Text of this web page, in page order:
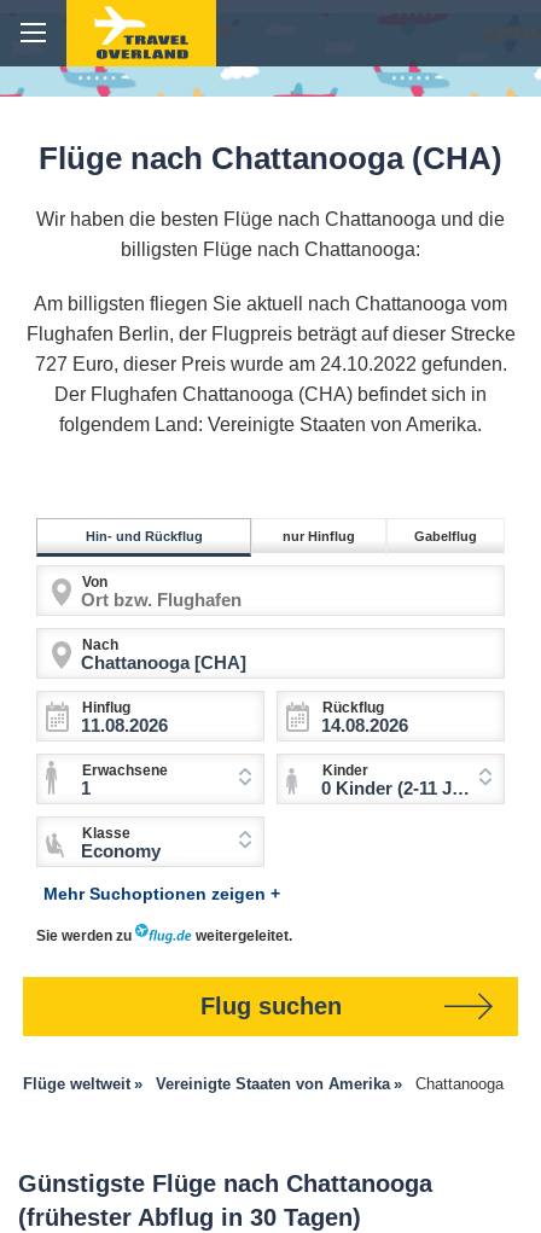
Flüge nach Chattanooga (CHA)
Wir haben die besten Flüge nach Chattanooga und die
billigsten Flüge nach Chattanooga:
Am billigsten fliegen Sie aktuell nach Chattanooga vom
Flughafen Berlin, der Flugpreis beträgt auf dieser Strecke
727 Euro, dieser Preis wurde am 24.10.2022 gefunden.
Der Flughafen Chattanooga (CHA) befindet sich in
folgendem Land: Vereinigte Staaten von Amerika.
Hin- und Rückflug nur Hinflug Gabelflug
Von
Nach
Hinflug Rückflug
Erwachsene
1
Kinder
0 Kinder (2-11 Jahre)
Klasse
Economy
Mehr Suchoptionen zeigen +
Sie werden zu weitergeleitet.
Flug suchen
Flüge weltweit Vereinigte Staaten von Amerika Chattanooga
Günstigste Flüge nach Chattanooga
(frühester Abflug in 30 Tagen)